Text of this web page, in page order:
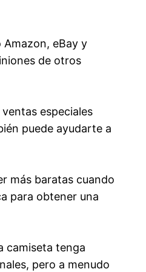
eBay y
de otros
especiales
puede ayudarte a
más baratas cuando
para obtener una
camiseta tenga
pero a menudo